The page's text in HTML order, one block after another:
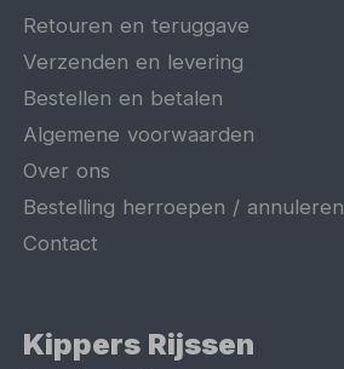
Retouren en teruggave
Verzenden en levering
Bestellen en betalen
Algemene voorwaarden
Over ons
Bestelling herroepen / annuleren
Contact
Kippers Rijssen